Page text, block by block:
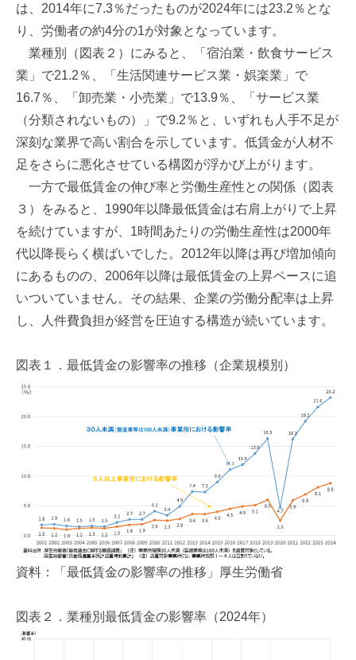
は、2014年に7.3％だったものが2024年には23.2％とな
り、労働者の約4分の1が対象となっています。
業種別（図表２）にみると、「宿泊業・飲食サービス
業」で21.2％、「生活関連サービス業・娯楽業」で
16.7％、「卸売業・小売業」で13.9％、「サービス業
（分類されないもの）」で9.2％と、いずれも人手不足が
深刻な業界で高い割合を示しています。低賃金が人材不
足をさらに悪化させている構図が浮かび上がります。
一方で最低賃金の伸び率と労働生産性との関係（図表
３）をみると、1990年以降最低賃金は右肩上がりで上昇
を続けていますが、1時間あたりの労働生産性は2000年
代以降長らく横ばいでした。2012年以降は再び増加傾向
にあるものの、2006年以降は最低賃金の上昇ペースに追
いついていません。その結果、企業の労働分配率は上昇
し、人件費負担が経営を圧迫する構造が続いています。
図表１．最低賃金の影響率の推移（企業規模別）
資料：「最低賃金の影響率の推移」厚生労働省
図表２．業種別最低賃金の影響率（2024年）